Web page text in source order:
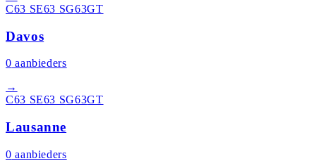
C63 SE63 SG63GT
Davos
0 aanbieders
→
C63 SE63 SG63GT
Lausanne
0 aanbieders